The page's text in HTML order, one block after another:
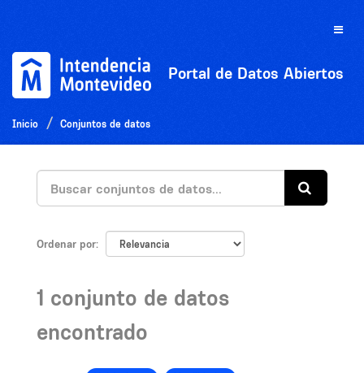
Toggle
Portal de Datos Abiertos
Inicio Conjuntos de datos
Ordenar por
1 conjunto de datos
encontrado